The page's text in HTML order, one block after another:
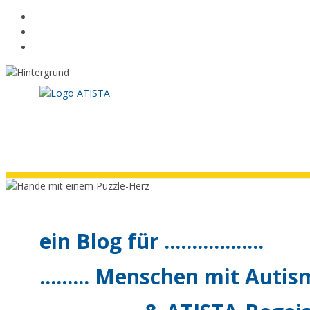
Zum
Inhalt
springen
ein Blog für ..................
......... Menschen mit